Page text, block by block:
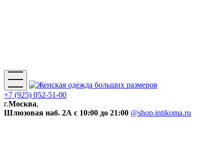
+7 (925) 052-51-00
г.Москва,
Шлюзовая наб. 2А с 10:00 до 21:00 @shop.intikoma.ru